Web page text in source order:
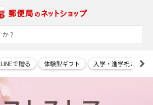
LINEで贈る 体験型ギフト 入学・進学祝い